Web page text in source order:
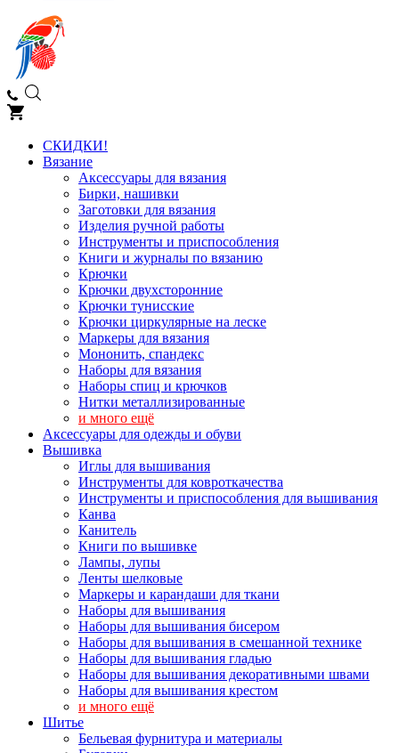
СКИДКИ!
Вязание
Аксессуары для вязания
Бирки, нашивки
Заготовки для вязания
Изделия ручной работы
Инструменты и приспособления
Книги и журналы по вязанию
Крючки
Крючки двухсторонние
Крючки тунисские
Крючки циркулярные на леске
Маркеры для вязания
Мононить, спандекс
Наборы для вязания
Наборы спиц и крючков
Нитки металлизированные
и много ещё
Аксессуары для одежды и обуви
Вышивка
Иглы для вышивания
Инструменты для ковроткачества
Инструменты и приспособления для вышивания
Канва
Канитель
Книги по вышивке
Лампы, лупы
Ленты шелковые
Маркеры и карандаши для ткани
Наборы для вышивания
Наборы для вышивания бисером
Наборы для вышивания в смешанной технике
Наборы для вышивания гладью
Наборы для вышивания декоративными швами
Наборы для вышивания крестом
и много ещё
Шитье
Бельевая фурнитура и материалы